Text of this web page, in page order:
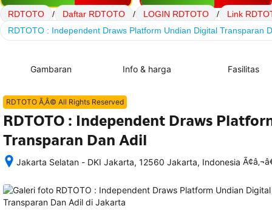
RDTOTO / Daftar RDTOTO / LOGIN RDTOTO /
Link
RDTOTO : Independent Draws Platform Undian Digital Transparan
Gambaran Info & harga Fasilitas
RDTOTO Ã‚Â© All Rights Reserved
RDTOTO : Independent Draws
Transparan Dan Adil
Jakarta Selatan - DKI Jakarta, 12560 Jakarta, Indonesia
memesan,
rincian